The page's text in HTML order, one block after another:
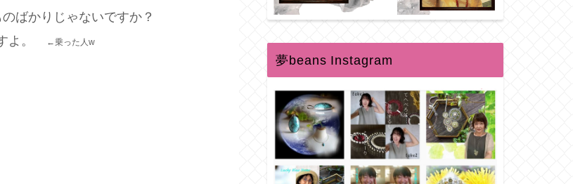
ばかりじゃないですか？
よ。
←乗った人w
夢beans Instagram